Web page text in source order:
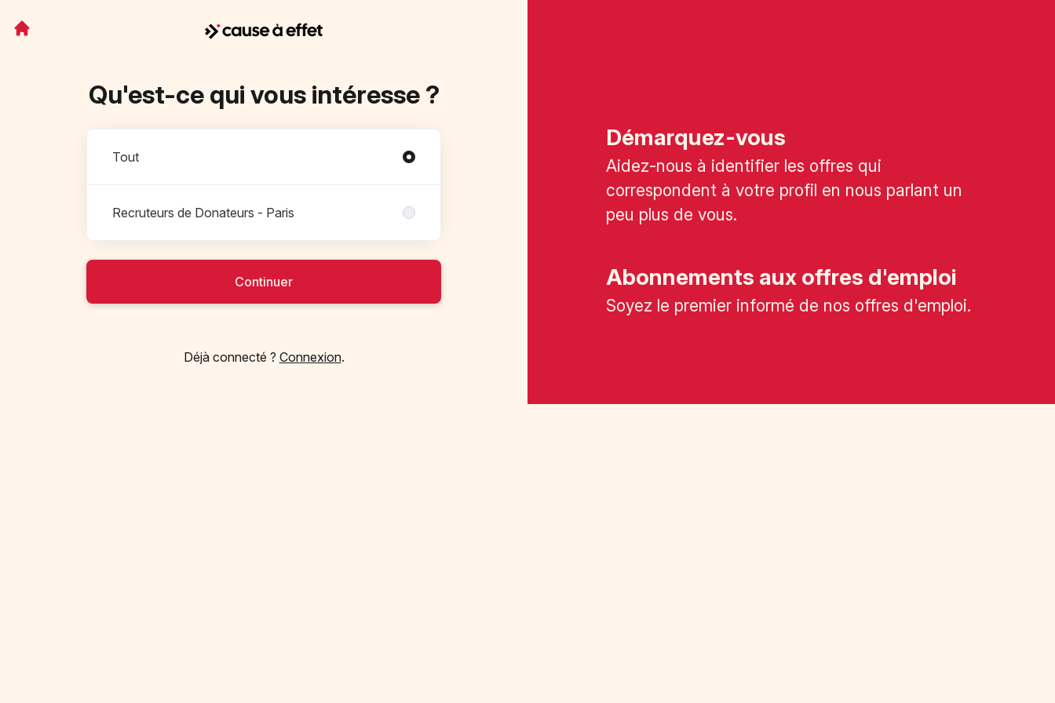
Qu'est-ce qui vous intéresse ?
Tout
Recruteurs de Donateurs - Paris
Continuer
Déjà connecté ? Connexion.
Démarquez-vous
Aidez-nous à identifier les offres qui
correspondent à votre profil en nous parlant un
peu plus de vous.
Abonnements aux offres d'emploi
Soyez le premier informé de nos offres d'emploi.